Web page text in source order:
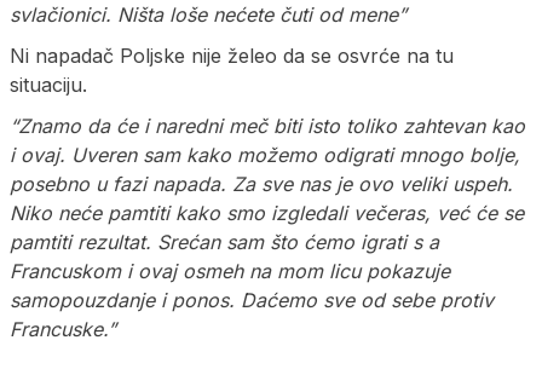
svlačionici. Ništa loše nećete čuti od mene”
Ni napadač Poljske nije želeo da se osvrće na tu
situaciju.
“Znamo da će i naredni meč biti isto toliko zahtevan kao
i ovaj. Uveren sam kako možemo odigrati mnogo bolje,
posebno u fazi napada. Za sve nas je ovo veliki uspeh.
Niko neće pamtiti kako smo izgledali večeras, već će se
pamtiti rezultat. Srećan sam što ćemo igrati s a
Francuskom i ovaj osmeh na mom licu pokazuje
samopouzdanje i ponos. Daćemo sve od sebe protiv
Francuske.”